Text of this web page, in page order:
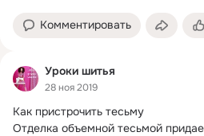
Комментировать
Уроки шитья
28 ноя 2019
Как пристрочить тесьму
Отделка объемной тесьмой